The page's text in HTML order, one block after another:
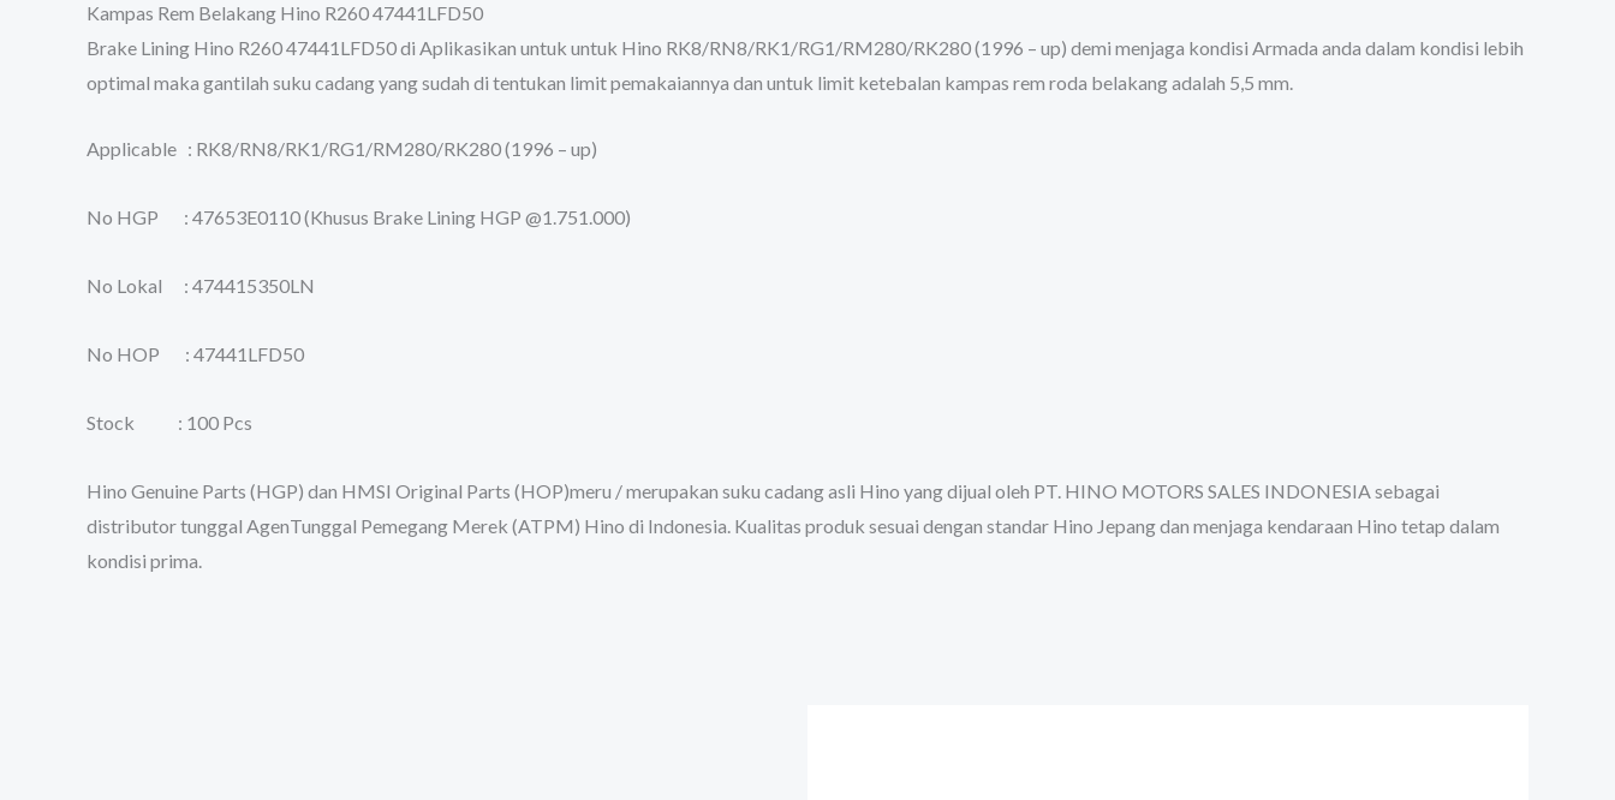
Kampas Rem Belakang Hino R260 47441LFD50
Brake Lining Hino R260 47441LFD50 di Aplikasikan untuk untuk Hino RK8/RN8/RK1/RG1/RM280/RK280 (1996 – up) demi menjaga kondisi Armada anda dalam kondisi lebih
optimal maka gantilah suku cadang yang sudah di tentukan limit pemakaiannya dan untuk limit ketebalan kampas rem roda belakang adalah 5,5 mm.
Applicable : RK8/RN8/RK1/RG1/RM280/RK280 (1996 – up)
No HGP : 47653E0110 (Khusus Brake Lining HGP @1.751.000)
No Lokal : 474415350LN
No HOP : 47441LFD50
Stock : 100 Pcs
Hino Genuine Parts (HGP) dan HMSI Original Parts (HOP)meru / merupakan suku cadang asli Hino yang dijual oleh PT. HINO MOTORS SALES INDONESIA sebagai
distributor tunggal AgenTunggal Pemegang Merek (ATPM) Hino di Indonesia. Kualitas produk sesuai dengan standar Hino Jepang dan menjaga kendaraan Hino tetap dalam
kondisi prima.